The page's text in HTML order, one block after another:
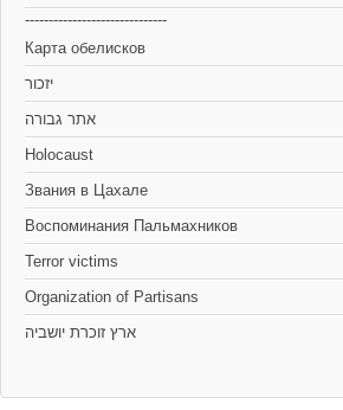
------------------------------
Карта обелисков
יזכור
אתר גבורה
Holocaust
Звания в Цахале
Воспоминания Пальмахников
Terror victims
Organization of Partisans